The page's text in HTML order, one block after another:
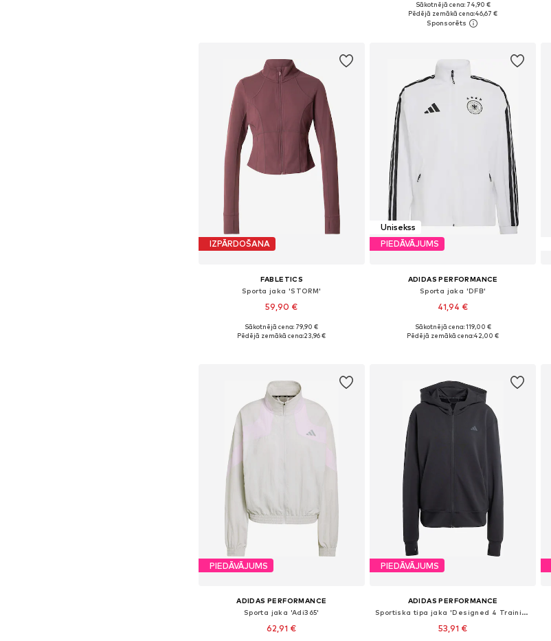
Pieejamie izmēri: XS, S, M, L, XL
Pievienot grozam
Sākotnējā cena: 74,90 €
Pēdējā zemākā cena:46,67 €
IZPĀRDOŠANA
FABLETICS
Sporta jaka 'STORM'
59,90 €
Pieejamie izmēri: XS, S, M, L
Sākotnējā cena: 79,90 €
Pēdējā zemākā cena:23,96 €
Unisekss
PIEDĀVĀJUMS
ADIDAS PERFORMANCE
Sporta jaka 'DFB'
41,94 €
Pieejamie izmēri: S, M, L, XL, XXL
Sākotnējā cena: 119,00 €
Pēdējā zemākā cena:42,00 €
PIEDĀVĀJUMS
ADIDAS PERFORMANCE
Sporta jaka 'Adi365'
62,91 €
PIEDĀVĀJUMS
ADIDAS PERFORMANCE
Sportiska tipa jaka 'Designed 4 Training'
53,91 €